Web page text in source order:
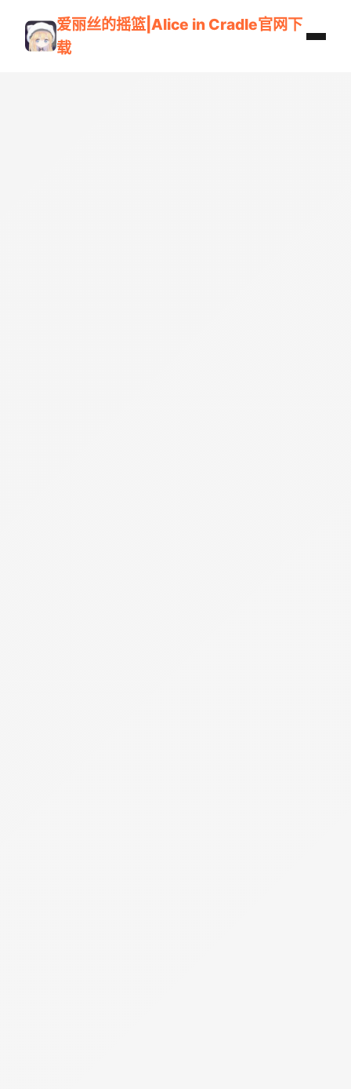
爱丽丝的摇篮|Alice in Cradle官网下
载